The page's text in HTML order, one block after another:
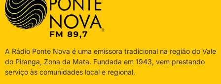
A Rádio Ponte Nova é uma emissora tradicional na região do Vale
do Piranga, Zona da Mata. Fundada em 1943, vem prestando
serviço às comunidades local e regional.